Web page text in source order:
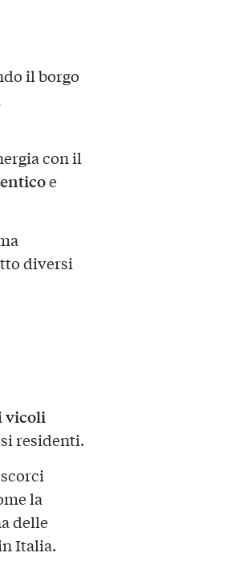
il borgo
con il
e
diversi
vicoli
residenti.
la
delle
Italia.